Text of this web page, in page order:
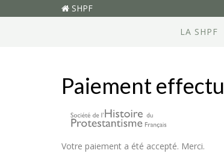
SHPF
LA SHPF
Paiement
Votre paiement a été accepté. Merci.